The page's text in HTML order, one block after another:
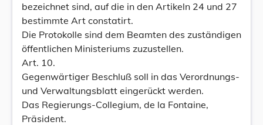
bezeichnet sind, auf die in den Artikeln 24 und 27
bestimmte Art constatirt.
Die Protokolle sind dem Beamten des zuständigen
öffentlichen Ministeriums zuzustellen.
Art. 10.
Gegenwärtiger Beschluß soll in das Verordnungs-
und Verwaltungsblatt eingerückt werden.
Das Regierungs-Collegium, de la Fontaine,
Präsident.